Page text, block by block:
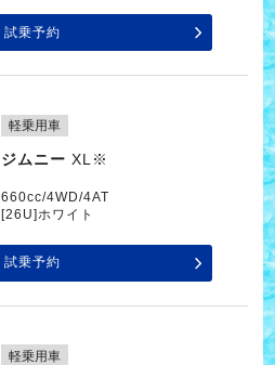
試乗予約
軽乗用車
ジムニー XL※
660cc/4WD/4AT
[26U]ホワイト
試乗予約
軽乗用車